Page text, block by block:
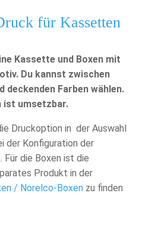
für Kassetten
Kassette und Boxen mit
Du kannst zwischen
deckenden Farben wählen.
ist umsetzbar.
Druckoption in der Auswahl
der Konfiguration der
Für die Boxen ist die
Produkt in der
/ Norelco-Boxen zu finden